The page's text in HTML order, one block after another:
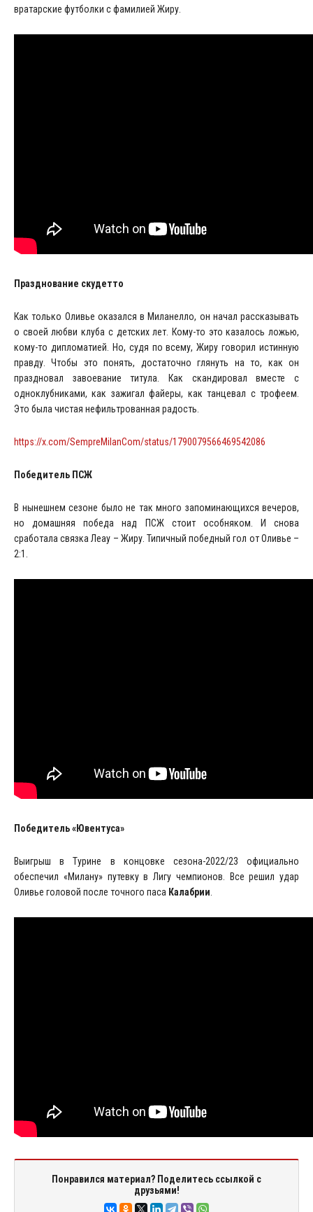
вратарские футболки с фамилией Жиру.
Празднование скудетто
Как только Оливье оказался в Миланелло, он начал рассказывать
о своей любви клуба с детских лет. Кому-то это казалось ложью,
кому-то дипломатией. Но, судя по всему, Жиру говорил истинную
правду. Чтобы это понять, достаточно глянуть на то, как он
праздновал завоевание титула. Как скандировал вместе с
одноклубниками, как зажигал файеры, как танцевал с трофеем.
Это была чистая нефильтрованная радость.
https://x.com/SempreMilanCom/status/1790079566469542086
Победитель ПСЖ
В нынешнем сезоне было не так много запоминающихся вечеров,
но домашняя победа над ПСЖ стоит особняком. И снова
сработала связка Леау – Жиру. Типичный победный гол от Оливье –
2:1.
Победитель «Ювентуса»
Выигрыш в Турине в концовке сезона-2022/23 официально
обеспечил «Милану» путевку в Лигу чемпионов. Все решил удар
Оливье головой после точного паса Калабрии
Понравился материал? Поделитесь ссылкой с
друзьями!